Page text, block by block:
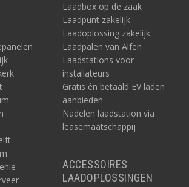
Laadbox op de zaak
Laadpunt zakelijk
Laadoplossing zakelijk
Laadpalen van Alfen
Laadstations voor
installateurs
Gratis én betaald EV laden
aanbieden
Nadelen laadstation via
leasemaatschappij
ACCESSOIRES
LAADOPLOSSINGEN